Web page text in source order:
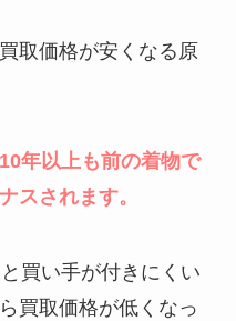
取価格が安くなる原
年以上も前の着物で
スされます。
買い手が付きにくい
買取価格が低くなっ